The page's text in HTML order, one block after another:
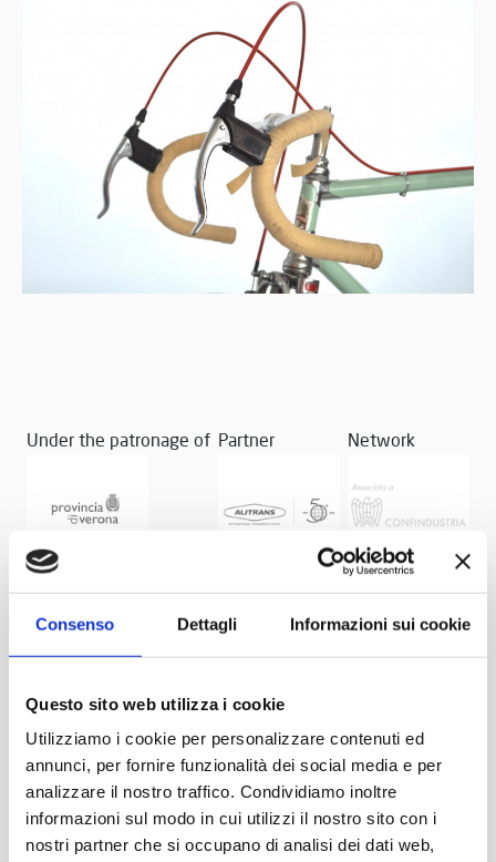
Consenso Dettagli Informazioni sui cookie
Questo sito web utilizza i cookie
Utilizziamo i cookie per personalizzare contenuti ed
annunci, per fornire funzionalità dei social media e per
analizzare il nostro traffico. Condividiamo inoltre
informazioni sul modo in cui utilizzi il nostro sito con i
nostri partner che si occupano di analisi dei dati web,
Under the patronage of Partner Network